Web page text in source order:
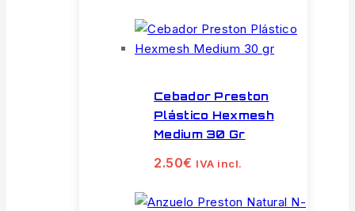
Cebador Preston
Plástico Hexmesh
Medium 30 Gr
2.50€ IVA incl.